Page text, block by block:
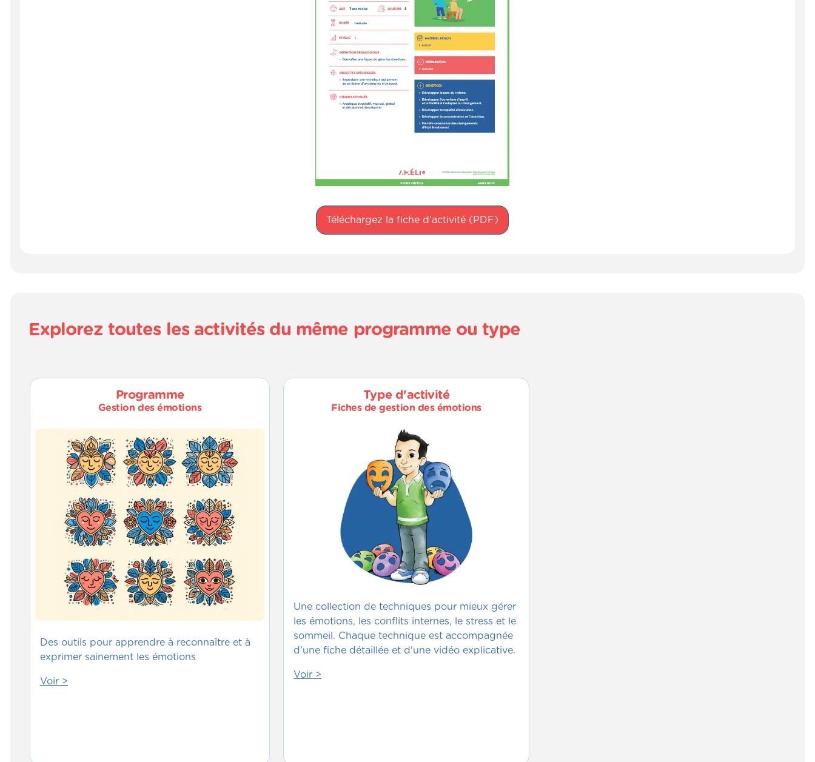
Téléchargez la fiche d'activité (PDF)
Explorez toutes les activités du même programme ou type
Programme
Gestion des émotions
Des outils pour apprendre à reconnaître et à
exprimer sainement les émotions
Voir >
Type d'activité
Fiches de gestion des émotions
Une collection de techniques pour mieux gérer
les émotions, les conflits internes, le stress et le
sommeil. Chaque technique est accompagnée
d'une fiche détaillée et d'une vidéo explicative.
Voir >